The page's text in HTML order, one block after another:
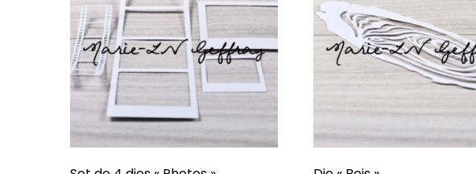
Hiverning
Âmes Soeurs
J’veux du soleil !
Dessine-moi